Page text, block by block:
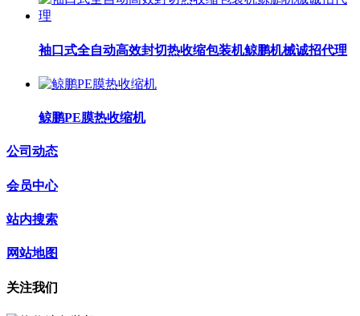
袖口式全自动高效封切热收缩包装机鲸鹏机械诚招代理
鲸鹏PE膜热收缩机
公司动态
会员中心
站内搜索
网站地图
关注我们